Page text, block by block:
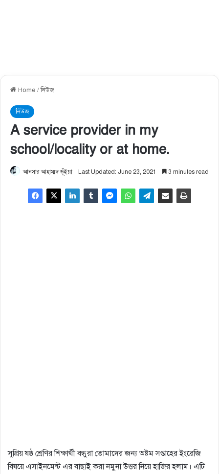
Home /নিউজ
নিউজ
A service provider in my
school/locality or at home.
আনসার আহাম্মদ ভূঁইয়া Last Updated: June 23, 2021 3 minutes read
সুপ্রিয় ষষ্ঠ শ্রেণির শিক্ষার্থী বন্ধুরা তোমাদের জন্য অষ্টম সপ্তাহের ইংরেজি
বিষয়ে এসাইনমেন্ট এর বাছাই করা নমুনা উত্তর নিয়ে হাজির হলাম। এটি